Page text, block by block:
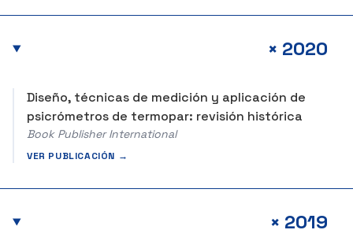
+2020
Diseño, técnicas de medición y aplicación de
psicrómetros de termopar: revisión histórica
Book Publisher International
VER PUBLICACIÓN →
+2019